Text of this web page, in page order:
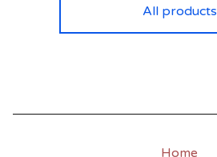
All products
Home